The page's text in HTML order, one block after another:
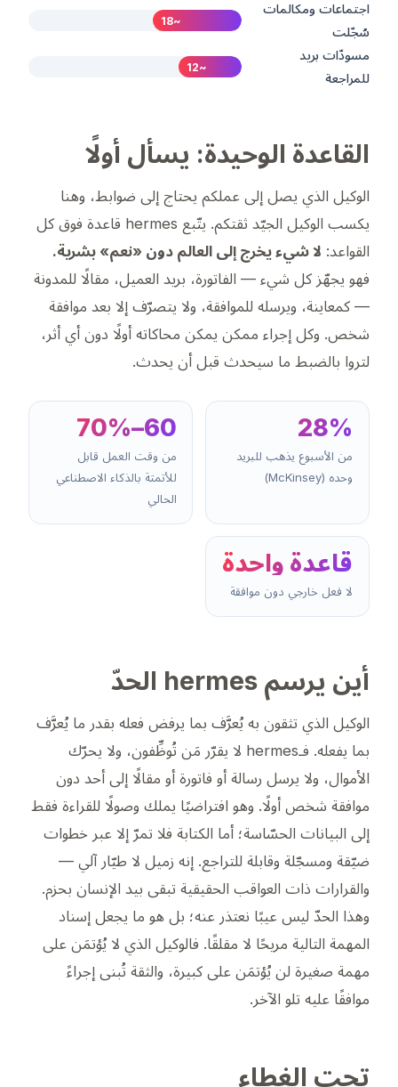
اجتماعات ومكالمات
سُجّلت
~18
مسودّات بريد
للمراجعة
~12
القاعدة الوحيدة: يسأل أولًا
الوكيل الذي يصل إلى عملكم يحتاج إلى ضوابط، وهنا
يكسب الوكيل الجيّد ثقتكم. يتّبع hermes قاعدة فوق كل
القواعد: لا شيء يخرج إلى العالم دون «نعم» بشرية.
فهو يجهّز كل شيء — الفاتورة، بريد العميل، مقالًا للمدونة
— كمعاينة، ويرسله للموافقة، ولا يتصرّف إلا بعد موافقة
شخص. وكل إجراء ممكن يمكن محاكاته أولًا دون أي أثر،
لتروا بالضبط ما سيحدث قبل أن يحدث.
28%
من الأسبوع يذهب للبريد
وحده (McKinsey)
60–70%
من وقت العمل قابل
للأتمتة بالذكاء الاصطناعي
الحالي
قاعدة واحدة
لا فعل خارجي دون موافقة
أين يرسم hermes الحدّ
الوكيل الذي تثقون به يُعرَّف بما يرفض فعله بقدر ما يُعرَّف
بما يفعله. فـhermes لا يقرّر مَن تُوظِّفون، ولا يحرّك
الأموال، ولا يرسل رسالة أو فاتورة أو مقالًا إلى أحد دون
موافقة شخص أولًا. وهو افتراضيًا يملك وصولًا للقراءة فقط
إلى البيانات الحسّاسة؛ أما الكتابة فلا تمرّ إلا عبر خطوات
ضيّقة ومسجّلة وقابلة للتراجع. إنه زميل لا طيّار آلي —
والقرارات ذات العواقب الحقيقية تبقى بيد الإنسان بحزم.
وهذا الحدّ ليس عيبًا نعتذر عنه؛ بل هو ما يجعل إسناد
المهمة التالية مريحًا لا مقلقًا. فالوكيل الذي لا يُؤتمَن على
مهمة صغيرة لن يُؤتمَن على كبيرة، والثقة تُبنى إجراءً
موافقًا عليه تلو الآخر.
تحت الغطاء